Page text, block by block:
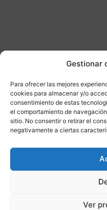
Gestionar
Para ofrecer las mejores
cookies para almacenar y/o
consentimiento de estas
el comportamiento de
sitio. No consentir o retirar el
negativamente a ciertas
Ver
Otros
DISPONIBLE ENVÍO